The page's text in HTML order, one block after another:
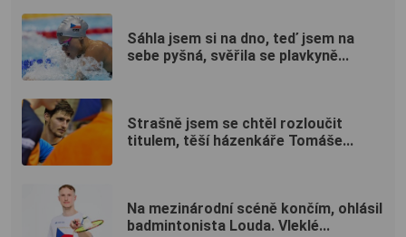
Sáhla jsem si na dno, teď jsem na
sebe pyšná, svěřila se plavkyně...
Strašně jsem se chtěl rozloučit
titulem, těší házenkáře Tomáše...
Na mezinárodní scéně končím, ohlásil
badmintonista Louda. Vleklé...